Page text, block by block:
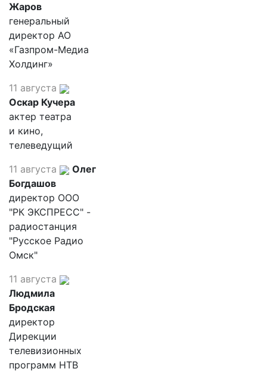
Жаров
генеральный
директор АО
«Газпром-Медиа
Холдинг»
11 августа
Оскар Кучера
актер театра
и кино,
телеведущий
11 августа
Олег
Богдашов
директор ООО
"РК ЭКСПРЕСС" -
радиостанция
"Русское Радио
Омск"
11 августа
Людмила
Бродская
директор
Дирекции
телевизионных
программ НТВ